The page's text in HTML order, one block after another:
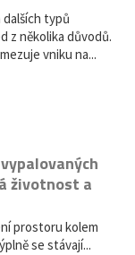
typů
z několika důvodů.
vniku na...
životnost a
prostoru kolem
se stávají...